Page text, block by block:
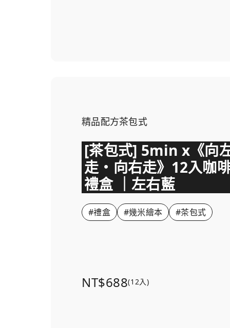
精品配方茶包式
[茶包式] 5min x《向
走・向右走》12入咖
禮盒 ｜左右藍
#禮盒 #幾米繪本 #茶包式
NT$688(12入)